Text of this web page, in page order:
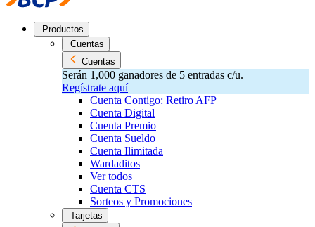
Productos
Cuentas
Cuentas
Serán 1,000 ganadores de 5 entradas c/u.
Regístrate aquí
Cuenta Contigo: Retiro AFP
Cuenta Digital
Cuenta Premio
Cuenta Sueldo
Cuenta Ilimitada
Wardaditos
Ver todos
Cuenta CTS
Sorteos y Promociones
Tarjetas